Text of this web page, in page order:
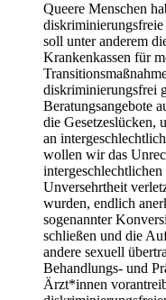
Queere Menschen
soll unter anderem
Krankenkassen für
diskriminierungsfrei
Beratungsangebote
die Gesetzeslücken,
an
wollen wir das
Unversehrtheit
wurden, endlich
sogenannter
schließen und die
andere sexuell
Behandlungs- und
Ärzt*innen